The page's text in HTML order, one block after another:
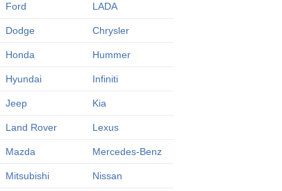
Ford LADA
Dodge Chrysler
Honda Hummer
Hyundai Infiniti
Jeep Kia
Land Rover Lexus
Mazda Mercedes-Benz
Mitsubishi Nissan